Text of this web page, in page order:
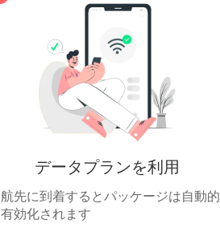
データプランを利用
先に到着するとパッケージは自動的
効化されます